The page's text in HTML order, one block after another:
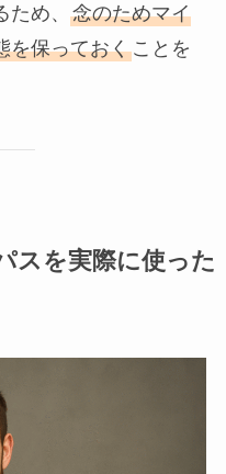
め、
念のためマイ
を保っておくことを
スを実際に使った